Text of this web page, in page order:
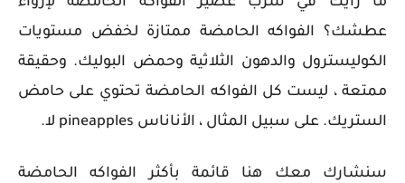
عطشك؟ الفواكه الحامضة ممتازة لخفض مستويات
الكوليسترول والدهون الثلاثية وحمض البوليك. وحقيقة
ممتعة ، ليست كل الفواكه الحامضة تحتوي على حامض
الستريك. على سبيل المثال ، الأناناس pineapples لا.
سنشارك معك هنا قائمة بأكثر الفواكه الحامضة